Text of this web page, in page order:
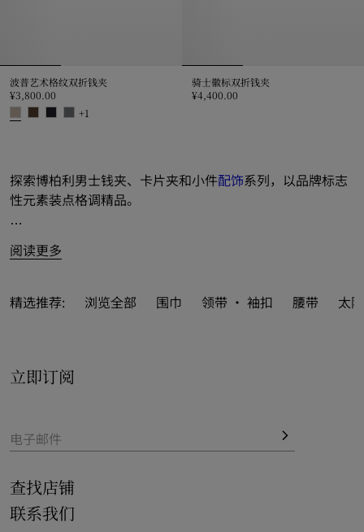
探索博柏利男士钱夹、卡片夹和小件配饰系列，以品牌标志
性元素装点格调精品。
面料匠心制成；亦搭配双折和链饰钱夹，以多姿精品演绎绅
一览系列精品，以便携式尺寸成就多样设计。
阅读更多
波普艺术格纹双折钱夹
¥3,800.00
+1
骑士徽标双折钱夹
¥4,400.00
精选推荐: 浏览全部 围巾 领带 · 袖扣 腰带 太
立即订阅
电子邮件
查找店铺
联系我们